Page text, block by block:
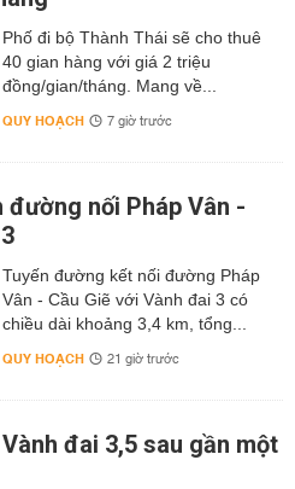
Phố đi bộ Thành Thái sẽ cho thuê
40 gian hàng với giá 2 triệu
đồng/gian/tháng. Mang về...
QUY HOẠCH 7 giờ trước
đường nối Pháp Vân -
Tuyến đường kết nối đường Pháp
Vân - Cầu Giẽ với Vành đai 3 có
chiều dài khoảng 3,4 km, tổng...
QUY HOẠCH 21 giờ trước
đai 3,5 sau gần một